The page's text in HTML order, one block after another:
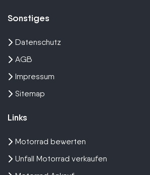
Sonstiges
Datenschutz
AGB
Impressum
Sitemap
Links
Motorrad bewerten
Unfall Motorrad verkaufen